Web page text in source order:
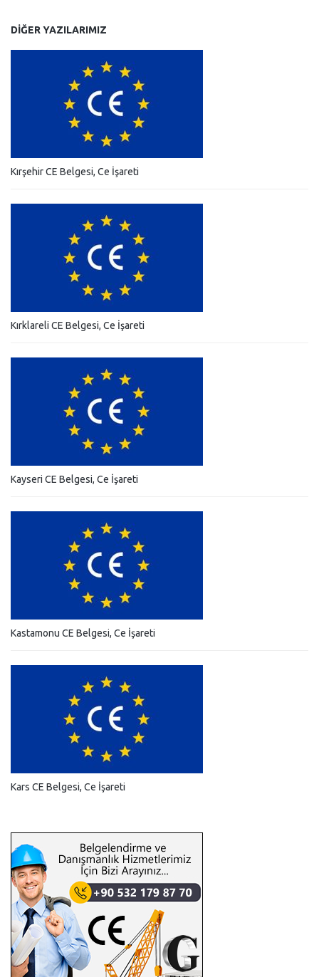
DIĞER YAZILARIMIZ
Kırşehir CE Belgesi, Ce İşareti
Kırklareli CE Belgesi, Ce İşareti
Kayseri CE Belgesi, Ce İşareti
Kastamonu CE Belgesi, Ce İşareti
Kars CE Belgesi, Ce İşareti